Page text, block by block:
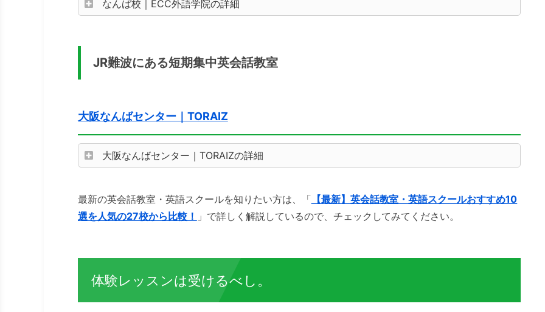
なんば校｜ECC外語学院の詳細
JR難波にある短期集中英会話教室
大阪なんばセンター｜TORAIZ
大阪なんばセンター｜TORAIZの詳細
最新の英会話教室・英語スクールを知りたい方は、「 【最新】英会話教室・英語スクールおすすめ10
選を人気の27校から比較！ 」で詳しく解説しているので、チェックしてみてください。
体験レッスンは受けるべし。